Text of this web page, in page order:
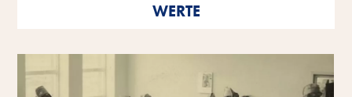
WERTE
als einzelne Persönlichkeiten wie auch als